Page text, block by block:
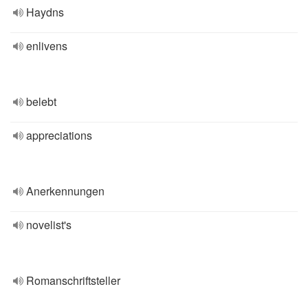
Haydns
enlivens
belebt
appreciations
Anerkennungen
novelist's
Romanschriftsteller